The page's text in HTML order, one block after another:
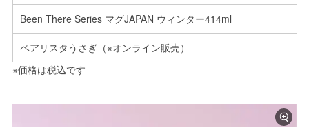
Been There Series マグJAPAN ウィンター414ml
ベアリスタうさぎ（※オンライン販売）
※価格は税込です